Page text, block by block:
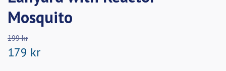
Mosquito
199 kr
179 kr